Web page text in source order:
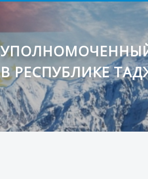
В РЕСПУБЛИКЕ